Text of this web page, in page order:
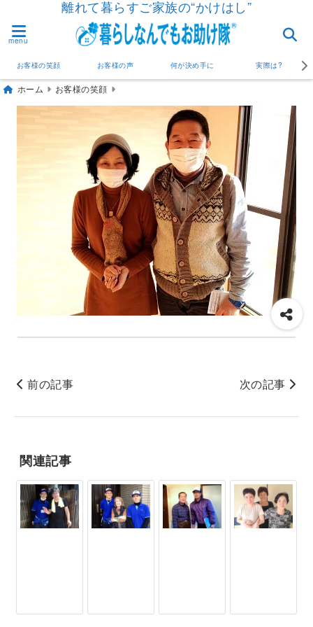
離れて暮らすご家族の“かけはし”
menu
お客様の笑顔 お客様の声 何が決め手に 実際は?
ホーム お客様の笑顔
前の記事 次の記事
関連記事